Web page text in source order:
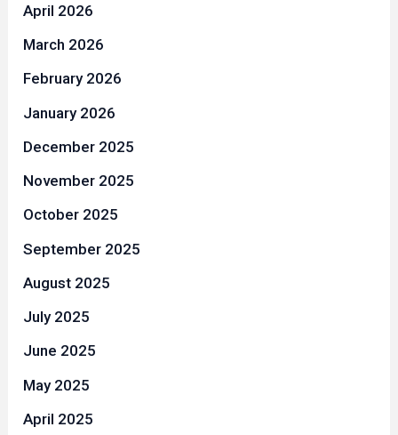
April 2026
March 2026
February 2026
January 2026
December 2025
November 2025
October 2025
September 2025
August 2025
July 2025
June 2025
May 2025
April 2025